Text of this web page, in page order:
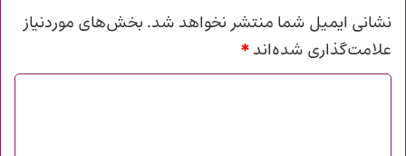
نشانی ایمیل شما منتشر نخواهد شد. بخش‌های موردنیاز
علامت‌گذاری شده‌اند*